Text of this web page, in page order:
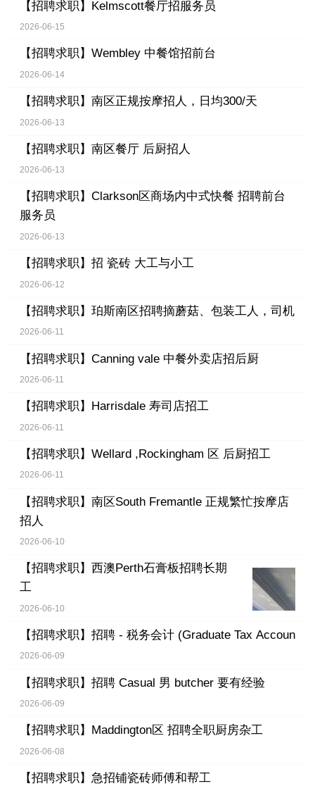
【招聘求职】 Kelmscott餐厅招服务员
2026-06-15
【招聘求职】 Wembley 中餐馆招前台
2026-06-14
【招聘求职】 南区正规按摩招人，日均300/天
2026-06-13
【招聘求职】 南区餐厅 后厨招人
2026-06-13
【招聘求职】 Clarkson区商场内中式快餐 招聘前台
服务员
2026-06-13
【招聘求职】 招 瓷砖 大工与小工
2026-06-12
【招聘求职】 珀斯南区招聘摘蘑菇、包装工人，司机
2026-06-11
【招聘求职】 Canning vale 中餐外卖店招后厨
2026-06-11
【招聘求职】 Harrisdale 寿司店招工
2026-06-11
【招聘求职】 Wellard ,Rockingham 区 后厨招工
2026-06-11
【招聘求职】 南区South Fremantle 正规繁忙按摩店
招人
2026-06-10
【招聘求职】 西澳Perth石膏板招聘长期
工
2026-06-10
【招聘求职】 招聘 - 税务会计 (Graduate Tax Accoun
2026-06-09
【招聘求职】 招聘 Casual 男 butcher 要有经验
2026-06-09
【招聘求职】 Maddington区 招聘全职厨房杂工
2026-06-08
【招聘求职】 急招铺瓷砖师傅和帮工